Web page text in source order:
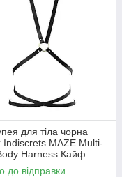
для тіла чорна
Indiscrets MAZE Multi-
Harness Кайф
до відправки